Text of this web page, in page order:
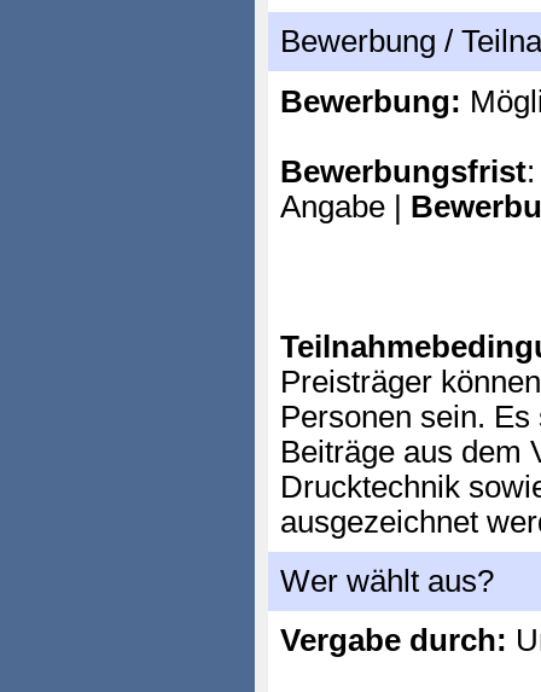
Bewerbung /
Bewerbung:
Bewerbungsfrist
Angabe |
Preisträger
Personen sein.
Beiträge aus dem
Drucktechnik
ausgezeichnet
Wer wählt aus?
Vergabe durch: